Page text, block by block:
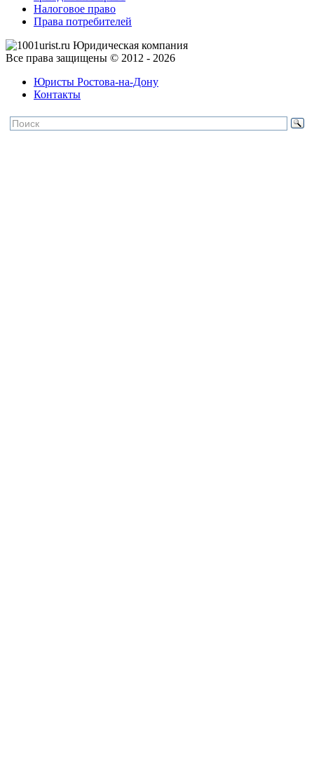
Налоговое право
Права потребителей
Все права защищены © 2012 - 2026
Юристы Ростова-на-Дону
Контакты